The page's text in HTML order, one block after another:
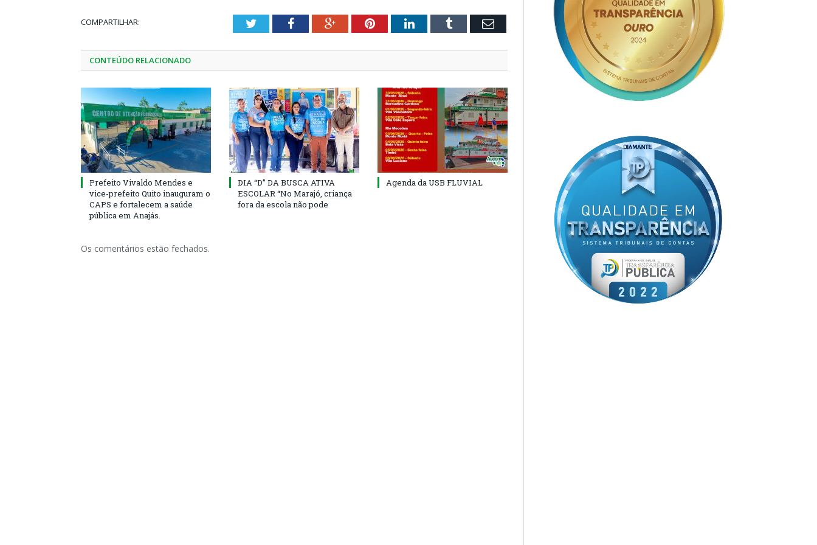
COMPARTILHAR: TwitterFacebookGoogle+PinterestLinkedInTumblr Email
CONTEÚDO RELACIONADO
Prefeito Vivaldo Mendes e
vice-prefeito Quito inauguram o
CAPS e fortalecem a saúde
pública em Anajás.
DIA “D” DA BUSCA ATIVA
ESCOLAR “No Marajó, criança
fora da escola não pode
Agenda da USB FLUVIAL
Os comentários estão fechados.